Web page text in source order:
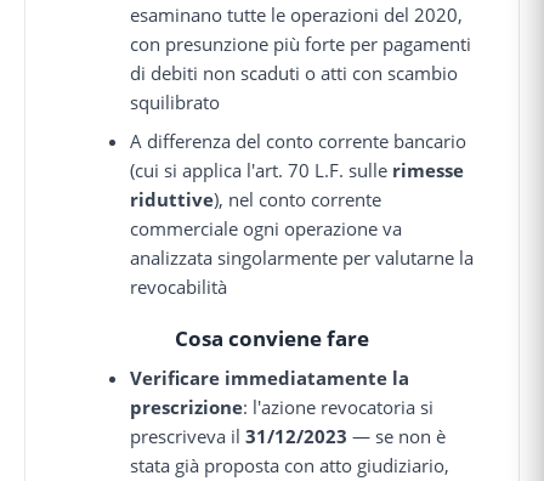
esaminano tutte le operazioni del 2020,
con presunzione più forte per pagamenti
di debiti non scaduti o atti con scambio
squilibrato
A differenza del conto corrente bancario
(cui si applica l'art. 70 L.F. sulle rimesse
riduttive), nel conto corrente
commerciale ogni operazione va
analizzata singolarmente per valutarne la
revocabilità
Cosa conviene fare
Verificare immediatamente la
prescrizione: l'azione revocatoria si
prescriveva il31/12/2023 — se non è
stata già proposta con atto giudiziario,